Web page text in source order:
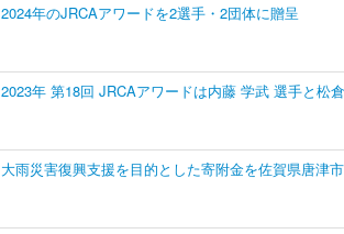
2024年のJRCAアワードを2選手・2団体に贈呈
2023年 第18回 JRCAアワードは内藤 学武 選手と松
大雨災害復興支援を目的とした寄附金を佐賀県唐津